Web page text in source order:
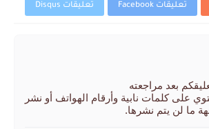
تعليقات Facebook تعليقات Disqus
بعد مراجعته
على كلمات نابية وأرقام الهواتف أو نشر
ما لن يتم نشرها.